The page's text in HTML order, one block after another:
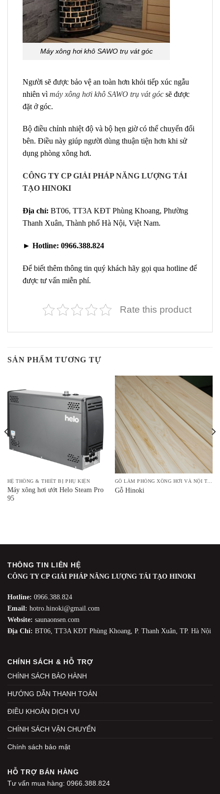
Máy xông hơi khô SAWO trụ vát góc
Người sẽ được bảo vệ an toàn hơn khỏi tiếp xúc ngẫu
nhiên vì máy xông hơi khô SAWO trụ vát góc sẽ được
đặt ở góc.
Bộ điều chỉnh nhiệt độ và bộ hẹn giờ có thể chuyển đổi
bên. Điều này giúp người dùng thuận tiện hơn khi sử
dụng phòng xông hơi.
CÔNG TY CP GIẢI PHÁP NĂNG LƯỢNG TÁI
TẠO HINOKI
Địa chỉ: BT06, TT3A KĐT Phùng Khoang, Phường
Thanh Xuân, Thành phố Hà Nội, Việt Nam.
► Hotline: 0966.388.824
Để biết thêm thông tin quý khách hãy gọi qua hotline để
được tư vấn miễn phí.
Rate this product
SẢN PHẨM TƯƠNG TỰ
HỆ THỐNG & THIẾT BỊ PHỤ KIỆN
Máy xông hơi ướt Helo Steam Pro
95
GỖ LÀM PHÒNG XÔNG HƠI VÀ NỘI THẤT
Gỗ Hinoki
THÔNG TIN LIÊN HỆ
CÔNG TY CP GIẢI PHÁP NĂNG LƯỢNG TÁI TẠO HINOKI
Hotline: 0966.388.824
Email: hotro.hinoki@gmail.com
Website: saunaonsen.com
Địa Chỉ: BT06, TT3A KĐT Phùng Khoang, P. Thanh Xuân, TP. Hà Nội
CHÍNH SÁCH & HỖ TRỢ
CHÍNH SÁCH BẢO HÀNH
HƯỚNG DẪN THANH TOÁN
ĐIỀU KHOẢN DỊCH VỤ
CHÍNH SÁCH VẬN CHUYỂN
Chính sách bảo mật
HỖ TRỢ BÁN HÀNG
Tư vấn mua hàng: 0966.388.824